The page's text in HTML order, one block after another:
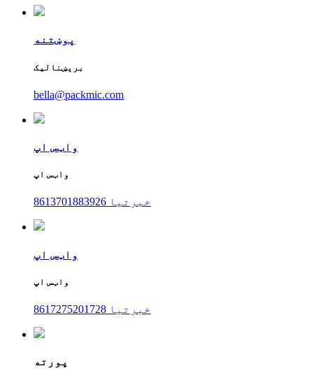
پوښتنه
برېښنالیک
bella@packmic.com
واټس اپ
واټس اپ
8613701883926 خبرتیا
واټس اپ
واټس اپ
8617275201728 خبرتیا
پورته